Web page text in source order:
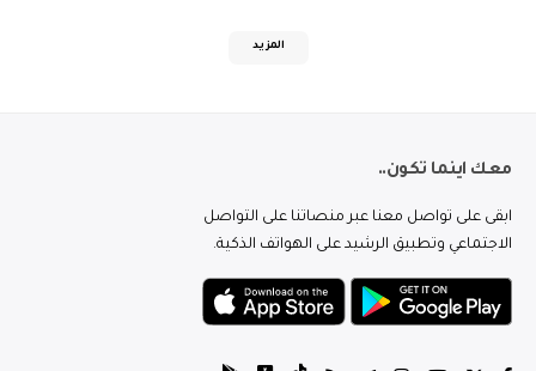
المزيد
معك اينما تكون..
ابقى على تواصل معنا عبر منصاتنا على التواصل
الاجتماعي وتطبيق الرشيد على الهواتف الذكية.